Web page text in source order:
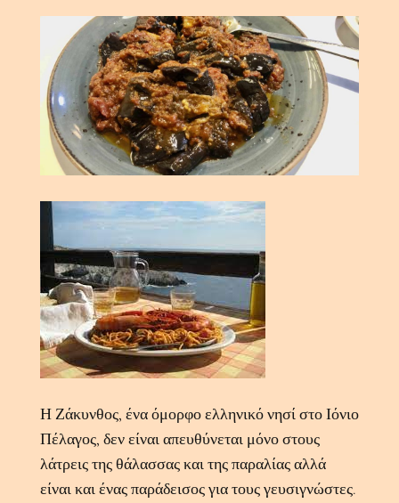
Η Ζάκυνθος, ένα όμορφο ελληνικό νησί στο Ιόνιο
Πέλαγος, δεν είναι απευθύνεται μόνο στους
λάτρεις της θάλασσας και της παραλίας αλλά
είναι και ένας παράδεισος για τους γευσιγνώστες.